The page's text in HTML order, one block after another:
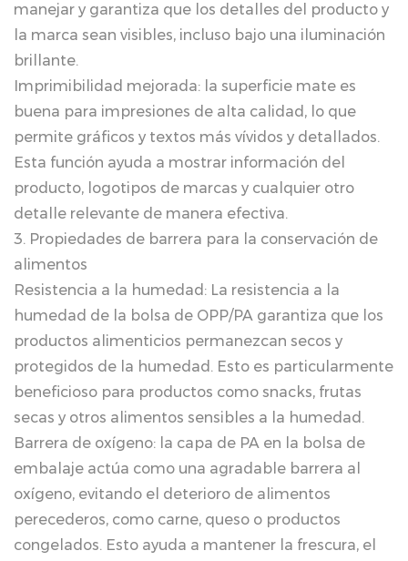
manejar y garantiza que los detalles del producto y
la marca sean visibles, incluso bajo una iluminación
brillante.
Imprimibilidad mejorada: la superficie mate es
buena para impresiones de alta calidad, lo que
permite gráficos y textos más vívidos y detallados.
Esta función ayuda a mostrar información del
producto, logotipos de marcas y cualquier otro
detalle relevante de manera efectiva.
3. Propiedades de barrera para la conservación de
alimentos
Resistencia a la humedad: La resistencia a la
humedad de la bolsa de OPP/PA garantiza que los
productos alimenticios permanezcan secos y
protegidos de la humedad. Esto es particularmente
beneficioso para productos como snacks, frutas
secas y otros alimentos sensibles a la humedad.
Barrera de oxígeno: la capa de PA en la bolsa de
embalaje actúa como una agradable barrera al
oxígeno, evitando el deterioro de alimentos
perecederos, como carne, queso o productos
congelados. Esto ayuda a mantener la frescura, el